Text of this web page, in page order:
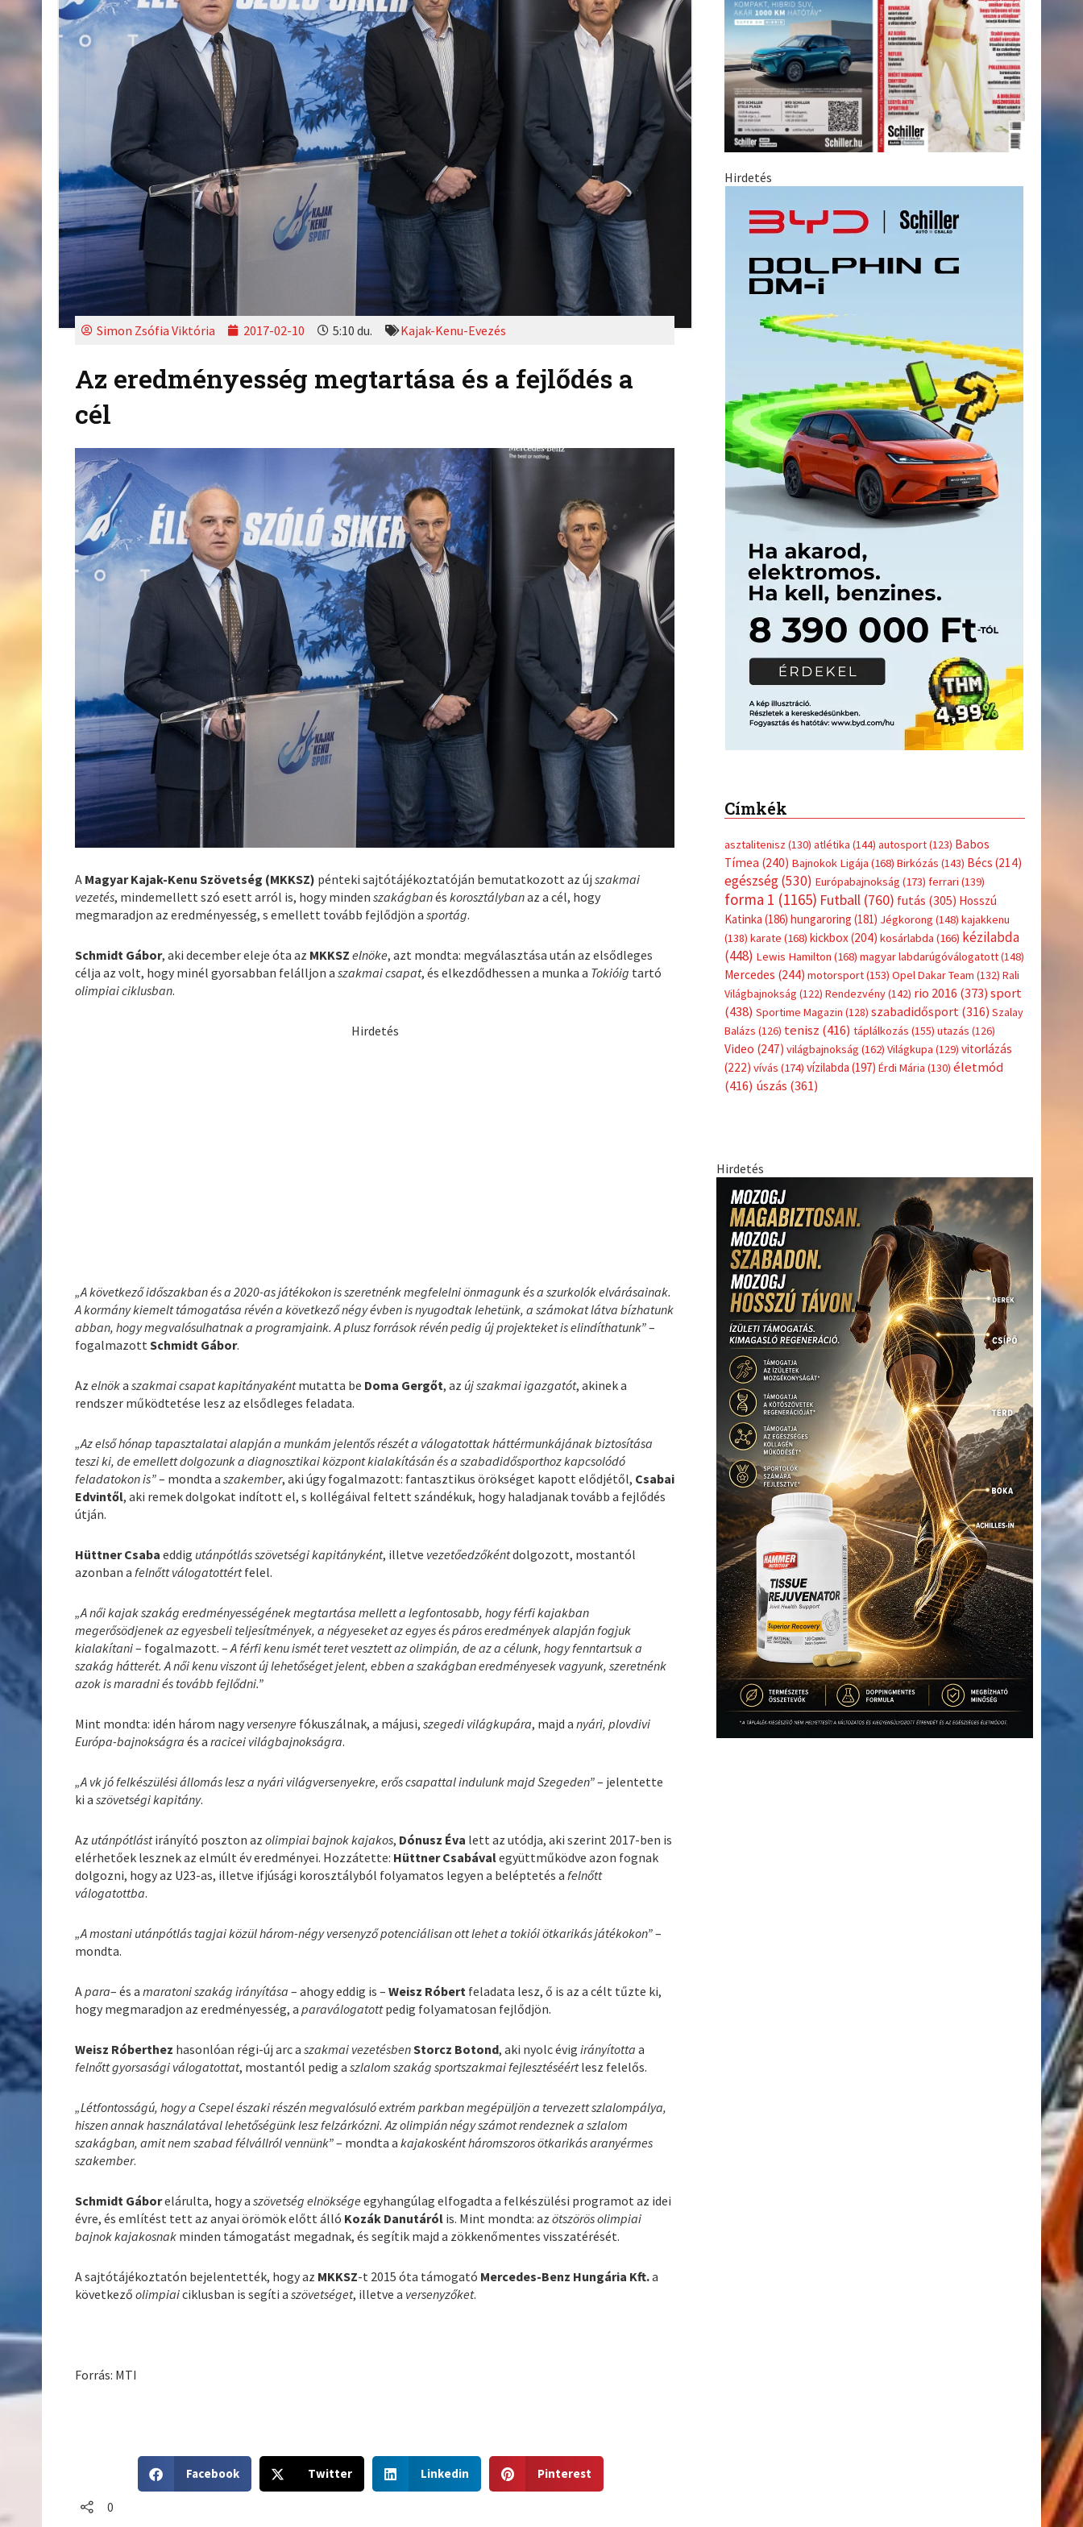
Simon Zsófia Viktória 2017-02-10 5:10 du. Kajak-Kenu-Evezés
Az eredményesség megtartása és a fejlődés a
cél
A Magyar Kajak-Kenu Szövetség (MKKSZ) pénteki sajtótájékoztatóján bemutatkozott az újszakmai
vezetés, mindemellett szó esett arról is, hogy mindenszakágbanéskorosztálybanaz a cél, hogy
megmaradjon az eredményesség, s emellett tovább fejlődjön asportág.
Schmidt Gábor, aki december eleje óta az MKKSZ elnöke, azt mondta: megválasztása után az elsődleges
célja az volt, hogy minél gyorsabban felálljon aszakmai csapat, és elkezdődhessen a munka a Tokióig tartó
olimpiai ciklusban.
Hirdetés
„A következő időszakban és a 2020-as játékokon is szeretnénk megfelelni önmagunk és a szurkolók elvárásainak.
A kormány kiemelt támogatása révén a következő négy évben is nyugodtak lehetünk, a számokat látva bízhatunk
abban, hogy megvalósulhatnak a programjaink. A plusz források révén pedig új projekteket is elindíthatunk”–
fogalmazottSchmidt Gábor.
Azelnökaszakmai csapat kapitányakéntmutatta be Doma Gergőt, az új szakmai igazgatót, akinek a
rendszer működtetése lesz az elsődleges feladata.
„Az első hónap tapasztalatai alapján a munkám jelentős részét a válogatottak háttérmunkájának biztosítása
teszi ki, de emellett dolgozunk a diagnosztikai központ kialakításán és a szabadidősporthoz kapcsolódó
feladatokon is”– mondta aszakember, aki úgy fogalmazott: fantasztikus örökséget kapott elődjétől, Csabai
Edvintől, aki remek dolgokat indított el, s kollégáival feltett szándékuk, hogy haladjanak tovább a fejlődés
útján.
Hüttner Csaba eddig utánpótlás szövetségi kapitányként, illetve vezetőedzőkéntdolgozott, mostantól
azonban afelnőtt válogatottértfelel.
„A női kajak szakág eredményességének megtartása mellett a legfontosabb, hogy férfi kajakban
megerősödjenek az egyesbeli teljesítmények, a négyeseket az egyes és páros eredmények alapján fogjuk
kialakítani– fogalmazott. –A férfi kenu ismét teret vesztett az olimpián, de az a célunk, hogy fenntartsuk a
szakág hátterét. A női kenu viszont új lehetőséget jelent, ebben a szakágban eredményesek vagyunk, szeretnénk
azok is maradni és tovább fejlődni.”
Mint mondta: idén három nagy versenyre fókuszálnak, a májusi,szegedi világkupára, majd anyári, plovdivi
Európa-bajnokságra és aracicei világbajnokságra.
„A vk jó felkészülési állomás lesz a nyári világversenyekre, erős csapattal indulunk majd Szegeden”– jelentette
ki a szövetségi kapitány.
Az utánpótlástirányító poszton azolimpiai bajnok kajakos, Dónusz Éva lett az utódja, aki szerint 2017-ben is
elérhetőek lesznek az elmúlt év eredményei. Hozzátette: Hüttner Csabávalegyüttműködve azon fognak
dolgozni, hogy az U23-as, illetve ifjúsági korosztályból folyamatos legyen a beléptetés afelnőtt
válogatottba.
„A mostani utánpótlás tagjai közül három-négy versenyző potenciálisan ott lehet a tokiói ötkarikás játékokon”–
mondta.
Apara– és amaratoni szakág irányítása – ahogy eddig is – Weisz Róbert feladata lesz, ő is az a célt tűzte ki,
hogy megmaradjon az eredményesség, aparaválogatottpedig folyamatosan fejlődjön.
Weisz Róberthez hasonlóan régi-új arc aszakmai vezetésbenStorcz Botond, aki nyolc évigirányította a
felnőtt gyorsasági válogatottat, mostantól pedig aszlalom szakág sportszakmai fejlesztéséértlesz felelős.
„Létfontosságú, hogy a Csepel északi részén megvalósuló extrém parkban megépüljön a tervezett szlalompálya,
hiszen annak használatával lehetőségünk lesz felzárkózni. Az olimpián négy számot rendeznek a szlalom
szakágban, amit nem szabad félvállról vennünk”– mondta akajakosként háromszoros ötkarikás aranyérmes
szakember.
Schmidt Gáborelárulta, hogy aszövetség elnöksége egyhangúlag elfogadta a felkészülési programot az idei
évre, és említést tett az anyai örömök előtt álló Kozák Danutáról is. Mint mondta: azötszörös olimpiai
bajnok kajakosnak minden támogatást megadnak, és segítik majd a zökkenőmentes visszatérését.
A sajtótájékoztatón bejelentették, hogy az MKKSZ-t 2015 óta támogató Mercedes-Benz Hungária Kft.a
következőolimpiaiciklusban is segíti aszövetséget, illetve a versenyzőket.
Forrás: MTI
h
Facebook
h
Twitter
h
Linkedin
h
Pinterest
0
Hirdetés
Címkék
asztalitenisz (130) atlétika (144) autosport(123) Babos
Tímea (240) Bajnokok Ligája (168) Birkózás (143) Bécs (214)
egészség(530) Európabajnokság (173) ferrari (139)
forma 1 (1165) Futball(760) futás (305) Hosszú
Katinka (186) hungaroring (181) Jégkorong (148) kajakkenu
(138) karate (168) kickbox(204) kosárlabda (166) kézilabda
(448) Lewis Hamilton (168) magyar labdarúgóválogatott(148)
Mercedes (244) motorsport(153) Opel Dakar Team (132) Rali
Világbajnokság (122) Rendezvény(142) rio 2016 (373) sport
(438) Sportime Magazin (128) szabadidősport (316) Szalay
Balázs (126) tenisz (416) táplálkozás (155) utazás (126)
Video (247) világbajnokság (162) Világkupa (129) vitorlázás
(222) vívás (174) vízilabda (197) Érdi Mária (130) életmód
(416) úszás (361)
Hirdetés